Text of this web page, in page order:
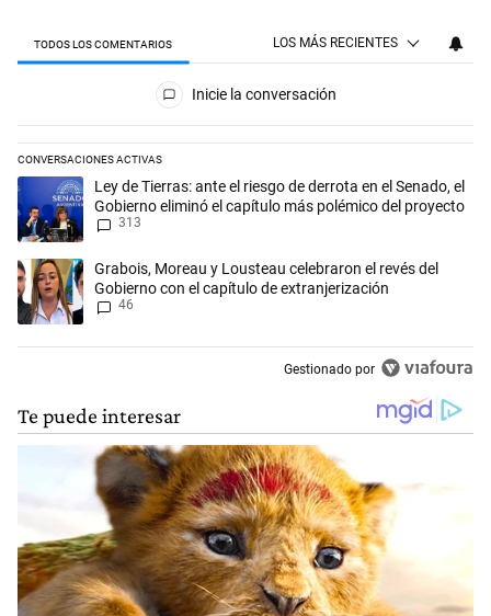
TODOS LOS COMENTARIOS LOS MÁS RECIENTES
Todos los comentarios
Inicie la conversación
CONVERSACIONES ACTIVAS
Este listado muestra los artículos con más comentarios en los
Un artículo de tendencia con el título "Ley de Tierras: ante el riesgo
Ley de Tierras: ante el riesgo de derrota en el Senado, el
Gobierno eliminó el capítulo más polémico del proyecto
313
Un artículo de tendencia con el título "Grabois, Moreau y Lousteau
Grabois, Moreau y Lousteau celebraron el revés del
Gobierno con el capítulo de extranjerización
46
Gestionado por